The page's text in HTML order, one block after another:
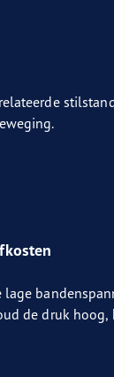
lage
de druk hoog,